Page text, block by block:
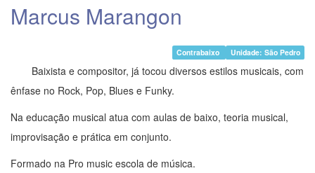
Marcus Marangon
Contrabaixo Unidade: São Pedro
Baixista e compositor, já tocou diversos estilos musicais, com
ênfase no Rock, Pop, Blues e Funky.
Na educação musical atua com aulas de baixo, teoria musical,
improvisação e prática em conjunto.
Formado na Pro music escola de música.